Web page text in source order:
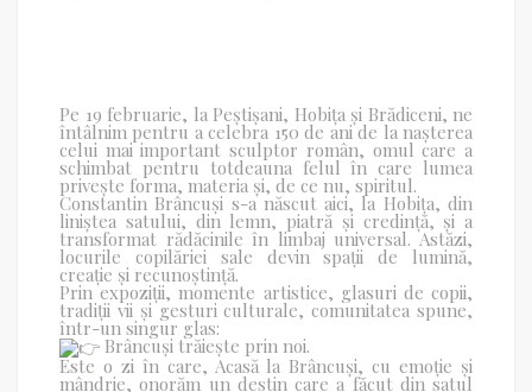
Pe 19 februarie, la Peștișani, Hobița și Brădiceni, ne
întâlnim pentru a celebra 150 de ani de la nașterea
celui mai important sculptor român, omul care a
schimbat pentru totdeauna felul în care lumea
privește forma, materia și, de ce nu, spiritul.
Constantin Brâncuși s-a născut aici, la Hobița, din
liniștea satului, din lemn, piatră și credință, și a
transformat rădăcinile în limbaj universal. Astăzi,
locurile copilăriei sale devin spații de lumină,
creație și recunoștință.
Prin expoziții, momente artistice, glasuri de copii,
tradiții vii și gesturi culturale, comunitatea spune,
într-un singur glas:
Brâncuși trăiește prin noi.
Este o zi în care, Acasă la Brâncuși, cu emoție și
mândrie, onorăm un destin care a făcut din satul